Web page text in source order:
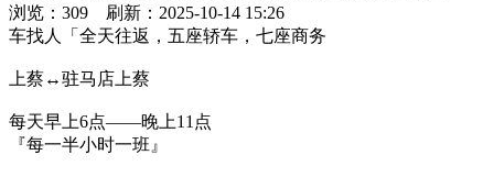
浏览：309 刷新：2025-10-14 15:26
车找人「全天往返，五座轿车，七座商务
上蔡↔️驻马店上蔡
每天早上6点——晚上11点
『每一半小时一班』